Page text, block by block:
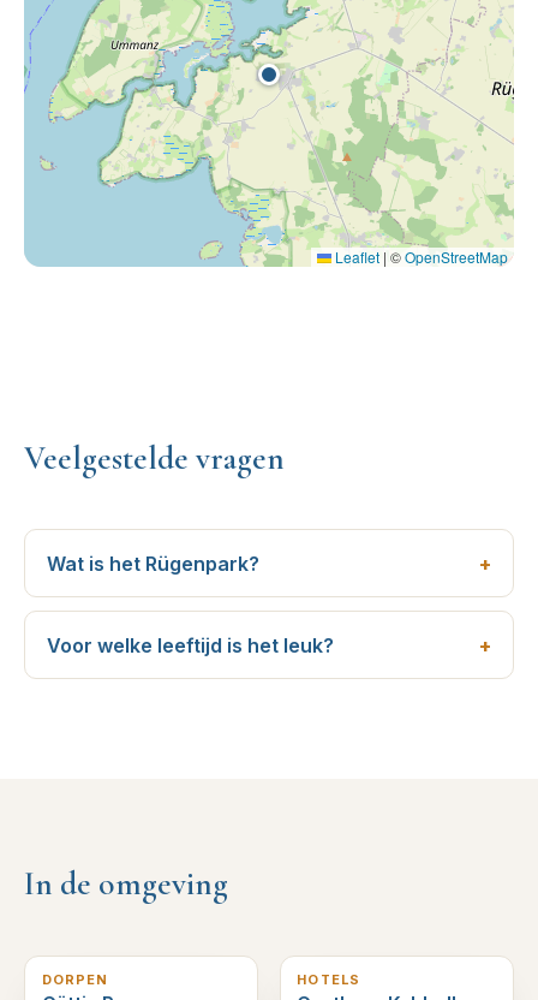
Leaflet | ©OpenStreetMap
Veelgestelde vragen
Wat is het Rügenpark?
Voor welke leeftijd is het leuk?
In de omgeving
DORPEN HOTELS